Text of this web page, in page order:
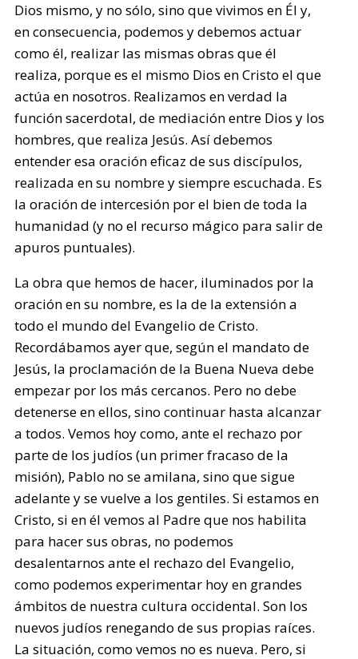
Dios mismo, y no sólo, sino que vivimos en Él y,
en consecuencia, podemos y debemos actuar
como él, realizar las mismas obras que él
realiza, porque es el mismo Dios en Cristo el que
actúa en nosotros. Realizamos en verdad la
función sacerdotal, de mediación entre Dios y los
hombres, que realiza Jesús. Así debemos
entender esa oración eficaz de sus discípulos,
realizada en su nombre y siempre escuchada. Es
la oración de intercesión por el bien de toda la
humanidad (y no el recurso mágico para salir de
apuros puntuales).
La obra que hemos de hacer, iluminados por la
oración en su nombre, es la de la extensión a
todo el mundo del Evangelio de Cristo.
Recordábamos ayer que, según el mandato de
Jesús, la proclamación de la Buena Nueva debe
empezar por los más cercanos. Pero no debe
detenerse en ellos, sino continuar hasta alcanzar
a todos. Vemos hoy como, ante el rechazo por
parte de los judíos (un primer fracaso de la
misión), Pablo no se amilana, sino que sigue
adelante y se vuelve a los gentiles. Si estamos en
Cristo, si en él vemos al Padre que nos habilita
para hacer sus obras, no podemos
desalentarnos ante el rechazo del Evangelio,
como podemos experimentar hoy en grandes
ámbitos de nuestra cultura occidental. Son los
nuevos judíos renegando de sus propias raíces.
La situación, como vemos no es nueva. Pero, si